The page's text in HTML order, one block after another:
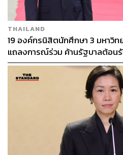
THAILAND
19 องค์กรนิสิตนักศึกษา 3 มหาวิท
แถลงการณ์ร่วม ค้านรัฐบาลต้อนรั